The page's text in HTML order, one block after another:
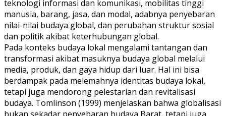
teknologi informasi dan komunikasi, mobilitas tinggi
manusia, barang, jasa, dan modal, adabnya penyebaran
nilai-nilai budaya global, dan perubahan struktur sosial
dan politik akibat keterhubungan global.
Pada konteks budaya lokal mengalami tantangan dan
transformasi akibat masuknya budaya global melalui
media, produk, dan gaya hidup dari luar. Hal ini bisa
berdampak pada melemahnya identitas budaya lokal,
tetapi juga mendorong pelestarian dan revitalisasi
budaya. Tomlinson (1999) menjelaskan bahwa globalisasi